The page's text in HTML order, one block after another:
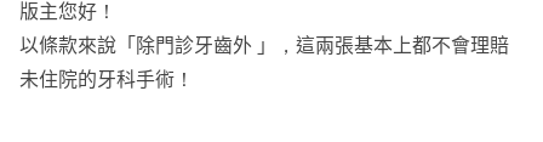
版主您好！
以條款來說「除門診牙齒外 」，這兩張基本上都不會理賠
未住院的牙科手術！